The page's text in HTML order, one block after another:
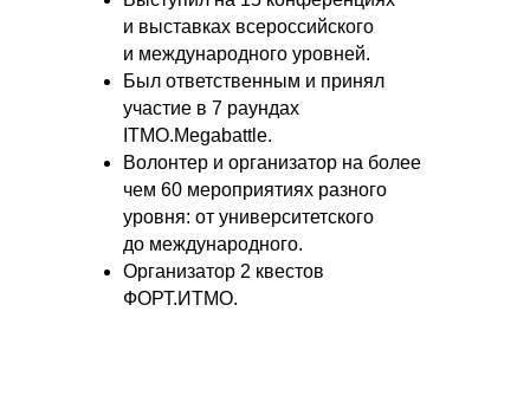
и выставках всероссийского
и международного уровней.
Был ответственным и принял
участие в 7 раундах
ITMO.Megabattle.
Волонтер и организатор на более
чем 60 мероприятиях разного
уровня: от университетского
до международного.
Организатор 2 квестов
ФОРТ.ИТМО.